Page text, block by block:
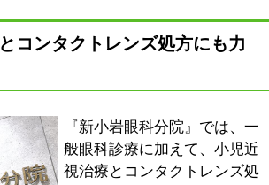
れる方に対して、現在の目の
ご説明し、安心していただく
えています。
感じたら、どうぞお気軽にご
取材したものです。時間の経
ご了承ください